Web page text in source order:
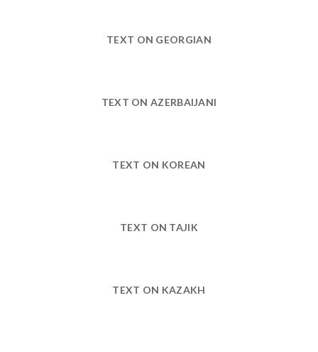
TEXT ON GEORGIAN
TEXT ON AZERBAIJANI
TEXT ON KOREAN
TEXT ON TAJIK
TEXT ON KAZAKH